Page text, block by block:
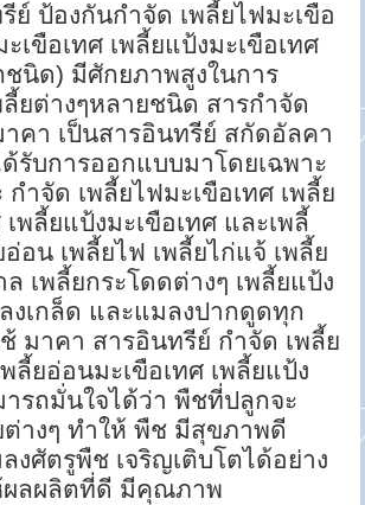
ย์ ป้องกันกำจัด เพลี้ยไฟมะเขือ
เขือเทศ เพลี้ยแป้งมะเขือเทศ
นิด) มีศักยภาพสูงในการ
ยต่างๆหลายชนิด สารกำจัด
คา เป็นสารอินทรีย์ สกัดอัลคา
รับการออกแบบมาโดยเฉพาะ
ำจัด เพลี้ยไฟมะเขือเทศ เพลี้ย
พลี้ยแป้งมะเขือเทศ และเพลี้
อน เพลี้ยไฟ เพลี้ยไก่แจ้ เพลี้ย
เพลี้ยกระโดดต่างๆ เพลี้ยแป้ง
งเกล็ด และแมลงปากดูดทุก
มาคา สารอินทรีย์ กำจัด เพลี้ย
ลี้ยอ่อนมะเขือเทศ เพลี้ยแป้ง
ารถมั่นใจได้ว่า พืชที่ปลูกจะ
ต่างๆ ทำให้ พืช มีสุขภาพดี
ศัตรูพืช เจริญเติบโตได้อย่าง
ผลผลิตที่ดี มีคุณภาพ